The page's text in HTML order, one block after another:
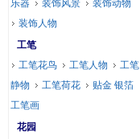
乐器 装饰风景
装饰动物
装饰人物
工笔
工笔花鸟
工笔人物
工笔
静物
工笔荷花
贴金 银箔
工笔画
花园